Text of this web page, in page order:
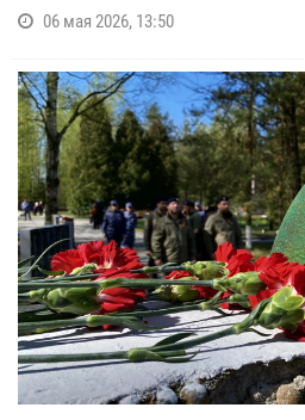
06 мая 2026, 13:50